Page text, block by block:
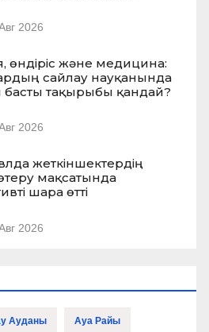
2026
өндіріс және медицина:
сайлау науқанында
басты тақырыбы қандай?
2026
жеткіншектердің
мақсатында
шара өтті
2026
Ауданы Ауа Райы